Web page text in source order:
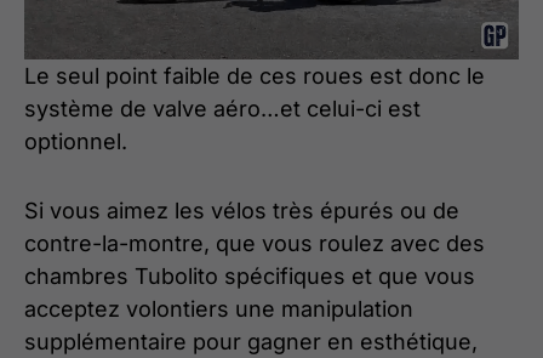
Le seul point faible de ces roues est donc le
système de valve aéro…et celui-ci est
optionnel.
Si vous aimez les vélos très épurés ou de
contre-la-montre, que vous roulez avec des
chambres Tubolito spécifiques et que vous
acceptez volontiers une manipulation
supplémentaire pour gagner en esthétique,